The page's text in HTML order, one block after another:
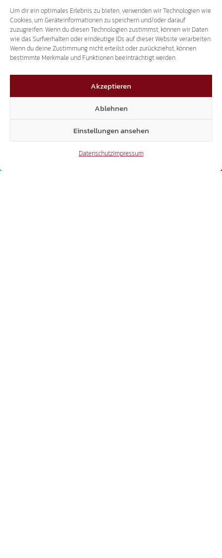
Um dir ein optimales Erlebnis zu bieten, verwenden wir Technologien wie
Cookies, um Geräteinformationen zu speichern und/oder darauf
zuzugreifen. Wenn du diesen Technologien zustimmst, können wir Daten
wie das Surfverhalten oder eindeutige IDs auf dieser Website verarbeiten.
Wenn du deine Zustimmung nicht erteilst oder zurückziehst, können
bestimmte Merkmale und Funktionen beeinträchtigt werden.
Akzeptieren
Ablehnen
Einstellungen ansehen
DatenschutzImpressum